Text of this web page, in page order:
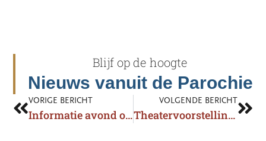
Blijf op de hoogte
Nieuws vanuit de Parochie
VORIGE BERICHT
Informatie avond over de toekomst van de OLV ten Hemelopneming kerk in Prinsenbeek
VOLGENDE BERICHT
Theatervoorstelling ‘Heilige Adolfina’